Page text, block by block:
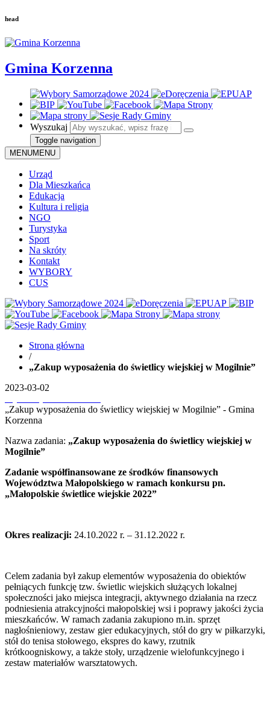
head
Gmina Korzenna
Wyszukaj
Toggle navigation
MENUMENU
Urząd
Dla Mieszkańca
Edukacja
Kultura i religia
NGO
Turystyka
Sport
Na skróty
Kontakt
WYBORY
CUS
Strona główna
/
„Zakup wyposażenia do świetlicy wiejskiej w Mogilnie”
2023-03-02
„Zakup wyposażenia do świetlicy wiejskiej w Mogilnie” - Gmina
Korzenna
Nazwa zadania: „Zakup wyposażenia do świetlicy wiejskiej w
Mogilnie”
Zadanie współfinansowane ze środków finansowych
Województwa Małopolskiego w ramach konkursu pn.
„Małopolskie świetlice wiejskie 2022”
Okres realizacji: 24.10.2022 r. – 31.12.2022 r.
Celem zadania był zakup elementów wyposażenia do obiektów
pełniących funkcję tzw. świetlic wiejskich służących lokalnej
społeczności jako miejsca integracji, aktywnego działania na rzecz
podniesienia atrakcyjności małopolskiej wsi i poprawy jakości życia
mieszkańców. W ramach zadania zakupiono m.in. sprzęt
nagłośnieniowy, zestaw gier edukacyjnych, stół do gry w piłkarzyki,
stół do tenisa stołowego, ekspres do kawy, rzutnik
krótkoogniskowy, a także stoły, urządzenie wielofunkcyjnego i
zestaw materiałów warsztatowych.